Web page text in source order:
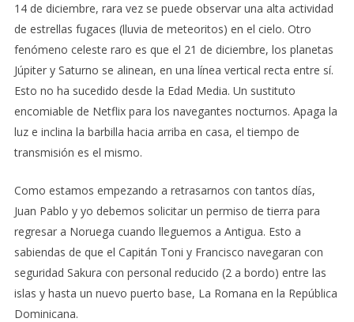
14 de diciembre, rara vez se puede observar una alta actividad
de estrellas fugaces (lluvia de meteoritos) en el cielo. Otro
fenómeno celeste raro es que el 21 de diciembre, los planetas
Júpiter y Saturno se alinean, en una línea vertical recta entre sí.
Esto no ha sucedido desde la Edad Media. Un sustituto
encomiable de Netflix para los navegantes nocturnos. Apaga la
luz e inclina la barbilla hacia arriba en casa, el tiempo de
transmisión es el mismo.
Como estamos empezando a retrasarnos con tantos días,
Juan Pablo y yo debemos solicitar un permiso de tierra para
regresar a Noruega cuando lleguemos a Antigua. Esto a
sabiendas de que el Capitán Toni y Francisco navegaran con
seguridad Sakura con personal reducido (2 a bordo) entre las
islas y hasta un nuevo puerto base, La Romana en la República
Dominicana.